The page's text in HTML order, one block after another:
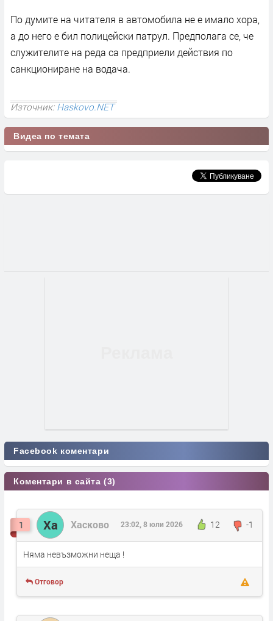
По думите на читателя в автомобила не е имало хора,
а до него е бил полицейски патрул. Предполага се, че
служителите на реда са предприели действия по
санкциониране на водача.
Източник:Haskovo.NET
Видеа по темата
Facebook коментари
Коментари в сайта (3)
1 Ха Хасково 12 -1
23:02, 8 юли 2026
Няма невъзможни неща !
Отговор